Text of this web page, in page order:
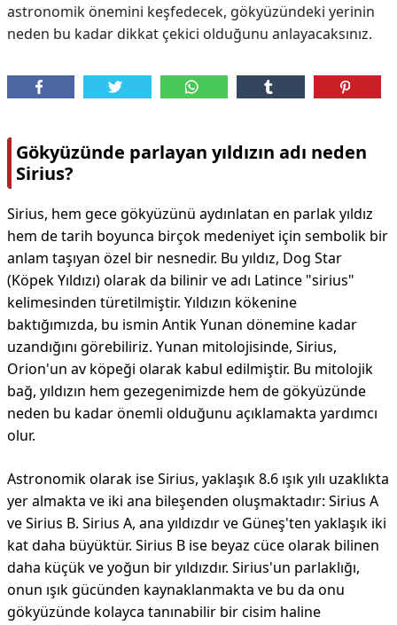
astronomik önemini keşfedecek, gökyüzündeki yerinin
neden bu kadar dikkat çekici olduğunu anlayacaksınız.
Gökyüzünde parlayan yıldızın adı neden
Sirius?
Sirius, hem gece gökyüzünü aydınlatan en parlak yıldız
hem de tarih boyunca birçok medeniyet için sembolik bir
anlam taşıyan özel bir nesnedir. Bu yıldız, Dog Star
(Köpek Yıldızı) olarak da bilinir ve adı Latince "sirius"
kelimesinden türetilmiştir. Yıldızın kökenine
baktığımızda, bu ismin Antik Yunan dönemine kadar
uzandığını görebiliriz. Yunan mitolojisinde, Sirius,
Orion'un av köpeği olarak kabul edilmiştir. Bu mitolojik
bağ, yıldızın hem gezegenimizde hem de gökyüzünde
neden bu kadar önemli olduğunu açıklamakta yardımcı
olur.
Astronomik olarak ise Sirius, yaklaşık 8.6 ışık yılı uzaklıkta
yer almakta ve iki ana bileşenden oluşmaktadır: Sirius A
ve Sirius B. Sirius A, ana yıldızdır ve Güneş'ten yaklaşık iki
kat daha büyüktür. Sirius B ise beyaz cüce olarak bilinen
daha küçük ve yoğun bir yıldızdır. Sirius'un parlaklığı,
onun ışık gücünden kaynaklanmakta ve bu da onu
gökyüzünde kolayca tanınabilir bir cisim haline